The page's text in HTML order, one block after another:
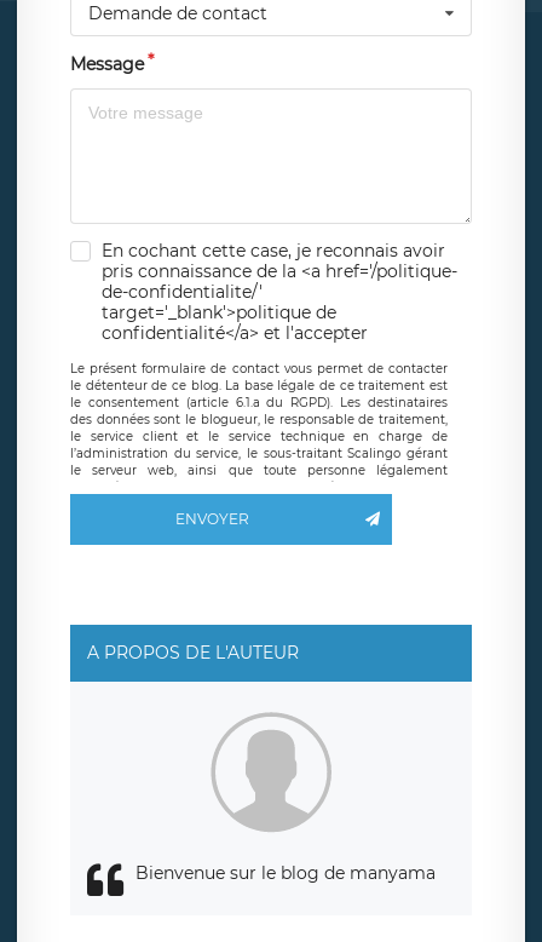
Demande de contact
Message
En cochant cette case, je reconnais avoir
pris connaissance de la <a href='/politique-
de-confidentialite/'
target='_blank'>politique de
confidentialité</a> et l'accepter
Le présent formulaire de contact vous permet de contacter
le détenteur de ce blog. La base légale de ce traitement est
le consentement (article 6.1.a du RGPD). Les destinataires
des données sont le blogueur, le responsable de traitement,
le service client et le service technique en charge de
l’administration du service, le sous-traitant Scalingo gérant
le serveur web, ainsi que toute personne légalement
autorisée. Le formulaire de contact à destination du
basé en France et offrant des
clauses de protection
limitation du traitement relatif à vos données à caractère
données. Vous pouvez exercer ces droits auprès du délégué
de traitement est la société LÉGAVOX, sis 9 rue Léopold
Sédar Senghor, joignable à l’adresse mail :
responsabledetraitement@legavox.fr. Vous avez également
le droit d’introduire une réclamation auprès d’une autorité
ENVOYER
A PROPOS DE L'AUTEUR
Bienvenue sur le blog de manyama